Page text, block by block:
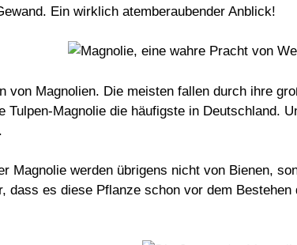
Ein wirklich atemberaubender Anblick!
von Magnolien. Die meisten fallen durch ihre
Tulpen-Magnolie die häufigste in Deutschland.
Magnolie werden übrigens nicht von Bienen,
dass es diese Pflanze schon vor dem